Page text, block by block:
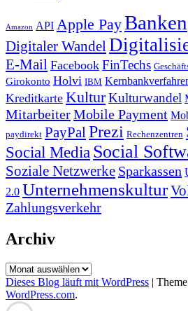
Amazon API Apple PayBanken
Digitaler Wandel
E-Mail Facebook FinTechs
Girokonto Holvi IBM
Kreditkarte KulturKulturwandel
MitarbeiterMobile Payment
paydirekt PayPal Prezi Rechenzentren
Social Media Social
Soziale Netzwerke Sparkassen
2.0 Unternehmenskultur
Zahlungsverkehr
Archiv
Archiv
Dieses Blog läuft mit WordPress |
WordPress.com.